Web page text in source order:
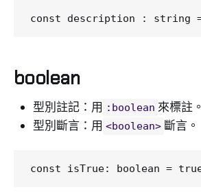
boolean
型別註記：用 :boolean 來標註。
型別斷言：用 <boolean> 斷言。